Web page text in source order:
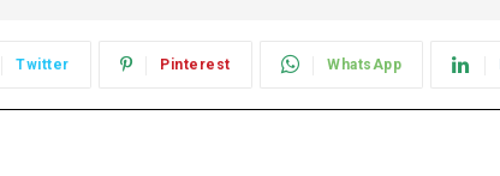
Twitter Pinterest WhatsApp